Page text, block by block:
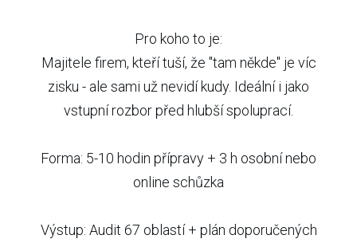
Pro koho to je:
Majitele firem, kteří tuší, že "tam někde" je víc
zisku - ale sami už nevidí kudy. Ideální i jako
vstupní rozbor před hlubší spoluprací.
Forma: 5-10 hodin přípravy + 3 h osobní nebo
online schůzka
Výstup: Audit 67 oblastí + plán doporučených